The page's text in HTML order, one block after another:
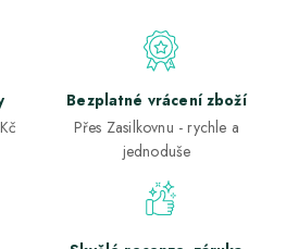
Bezplatné vrácení zboží
Přes Zasilkovnu - rychle a
jednoduše